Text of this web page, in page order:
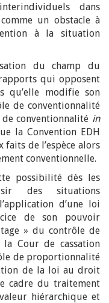
dans
un obstacle à
à la situation
du champ du
qui opposent
qu’elle modifie son
de conventionnalité
conventionnalité in
la Convention EDH
de l’espèce alors
conventionnelle.
possibilité dès les
des situations
d’une loi
de son pouvoir
» du contrôle de
Cour de cassation
de proportionnalité
de la loi au droit
cadre du traitement
hiérarchique et